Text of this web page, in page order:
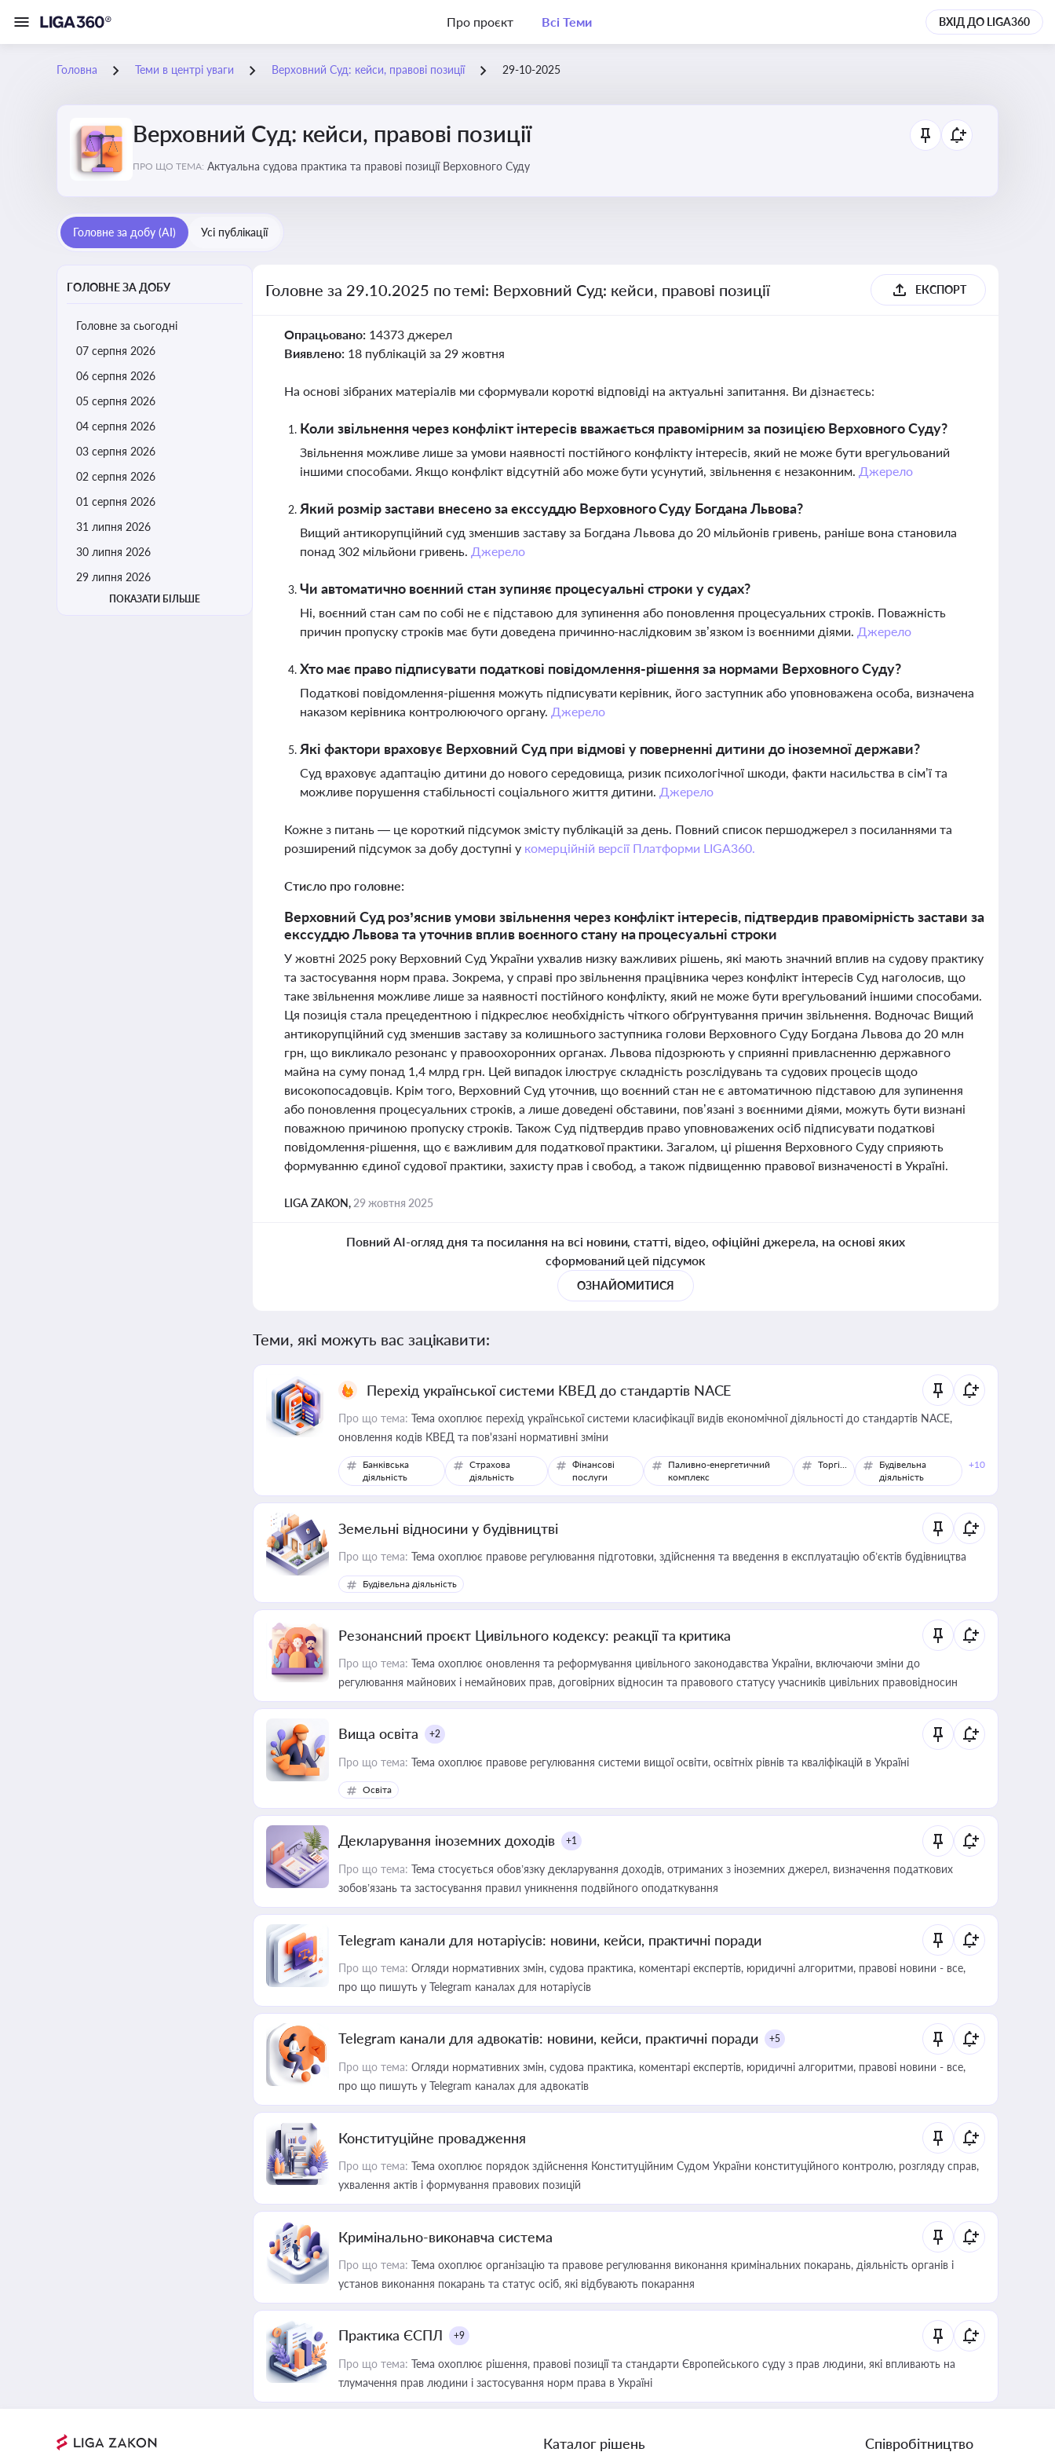
Про проєкт Всі Теми ВХІД ДО LIGA360
Головна Теми в центрі уваги Верховний Суд: кейси, правові позиції 29-10-2025
Верховний Суд: кейси, правові позиції
ПРО ЩО ТЕМА: Актуальна судова практика та правові позиції Верховного Суду
Головне за добу (AI) Усі публікації
ГОЛОВНЕ ЗА ДОБУ
Головне за сьогодні
07 серпня 2026
06 серпня 2026
05 серпня 2026
04 серпня 2026
03 серпня 2026
02 серпня 2026
01 серпня 2026
31 липня 2026
30 липня 2026
29 липня 2026
ПОКАЗАТИ БІЛЬШЕ
Головне за 29.10.2025 по темі: Верховний Суд: кейси, правові позиції ЕКСПОРТ
Опрацьовано: 14373 джерел
Виявлено: 18 публікацій за 29 жовтня
На основі зібраних матеріалів ми сформували короткі відповіді на актуальні запитання. Ви дізнаєтесь:
Коли звільнення через конфлікт інтересів вважається правомірним за позицією Верховного Суду?
Звільнення можливе лише за умови наявності постійного конфлікту інтересів, який не може бути врегульований
іншими способами. Якщо конфлікт відсутній або може бути усунутий, звільнення є незаконним. Джерело
Який розмір застави внесено за екссуддю Верховного Суду Богдана Львова?
Вищий антикорупційний суд зменшив заставу за Богдана Львова до 20 мільйонів гривень, раніше вона становила
понад 302 мільйони гривень. Джерело
Чи автоматично воєнний стан зупиняє процесуальні строки у судах?
Ні, воєнний стан сам по собі не є підставою для зупинення або поновлення процесуальних строків. Поважність
причин пропуску строків має бути доведена причинно-наслідковим зв’язком із воєнними діями. Джерело
Хто має право підписувати податкові повідомлення-рішення за нормами Верховного Суду?
Податкові повідомлення-рішення можуть підписувати керівник, його заступник або уповноважена особа, визначена
наказом керівника контролюючого органу. Джерело
Які фактори враховує Верховний Суд при відмові у поверненні дитини до іноземної держави?
Суд враховує адаптацію дитини до нового середовища, ризик психологічної шкоди, факти насильства в сім’ї та
можливе порушення стабільності соціального життя дитини. Джерело
Кожне з питань — це короткий підсумок змісту публікацій за день. Повний список першоджерел з посиланнями та
розширений підсумок за добу доступні у комерційній версії Платформи LIGA360.
Стисло про головне:
Верховний Суд роз’яснив умови звільнення через конфлікт інтересів, підтвердив правомірність застави за
екссуддю Львова та уточнив вплив воєнного стану на процесуальні строки
У жовтні 2025 року Верховний Суд України ухвалив низку важливих рішень, які мають значний вплив на судову практику
та застосування норм права. Зокрема, у справі про звільнення працівника через конфлікт інтересів Суд наголосив, що
таке звільнення можливе лише за наявності постійного конфлікту, який не може бути врегульований іншими способами.
Ця позиція стала прецедентною і підкреслює необхідність чіткого обґрунтування причин звільнення. Водночас Вищий
антикорупційний суд зменшив заставу за колишнього заступника голови Верховного Суду Богдана Львова до 20 млн
грн, що викликало резонанс у правоохоронних органах. Львова підозрюють у сприянні привласненню державного
майна на суму понад 1,4 млрд грн. Цей випадок ілюструє складність розслідувань та судових процесів щодо
високопосадовців. Крім того, Верховний Суд уточнив, що воєнний стан не є автоматичною підставою для зупинення
або поновлення процесуальних строків, а лише доведені обставини, пов’язані з воєнними діями, можуть бути визнані
поважною причиною пропуску строків. Також Суд підтвердив право уповноважених осіб підписувати податкові
повідомлення-рішення, що є важливим для податкової практики. Загалом, ці рішення Верховного Суду сприяють
формуванню єдиної судової практики, захисту прав і свобод, а також підвищенню правової визначеності в Україні.
LIGA ZAKON, 29 жовтня 2025
Повний AI-огляд дня та посилання на всі новини, статті, відео, офіційні джерела, на основі яких
сформований цей підсумок
ОЗНАЙОМИТИСЯ
Теми, які можуть вас зацікавити:
Перехід української системи КВЕД до стандартів NACE
Про що тема: Тема охоплює перехід української системи класифікації видів економічної діяльності до стандартів NACE,
оновлення кодів КВЕД та пов'язані нормативні зміни
Банківська
діяльність
Страхова
діяльність
Фінансові
послуги
Паливно-енергетичний
комплекс
Торгівля
Будівельна
діяльність
+10
Земельні відносини у будівництві
Про що тема: Тема охоплює правове регулювання підготовки, здійснення та введення в експлуатацію об’єктів будівництва
Будівельна діяльність
Резонансний проєкт Цивільного кодексу: реакції та критика
Про що тема: Тема охоплює оновлення та реформування цивільного законодавства України, включаючи зміни до
регулювання майнових і немайнових прав, договірних відносин та правового статусу учасників цивільних правовідносин
Вища освіта +2
Про що тема: Тема охоплює правове регулювання системи вищої освіти, освітніх рівнів та кваліфікацій в Україні
Освіта
Декларування іноземних доходів +1
Про що тема: Тема стосується обов’язку декларування доходів, отриманих з іноземних джерел, визначення податкових
зобов’язань та застосування правил уникнення подвійного оподаткування
Telegram канали для нотаріусів: новини, кейси, практичні поради
Про що тема: Огляди нормативних змін, судова практика, коментарі експертів, юридичні алгоритми, правові новини - все,
про що пишуть у Telegram каналах для нотаріусів
Telegram канали для адвокатів: новини, кейси, практичні поради +5
Про що тема: Огляди нормативних змін, судова практика, коментарі експертів, юридичні алгоритми, правові новини - все,
про що пишуть у Telegram каналах для адвокатів
Конституційне провадження
Про що тема: Тема охоплює порядок здійснення Конституційним Судом України конституційного контролю, розгляду справ,
ухвалення актів і формування правових позицій
Кримінально-виконавча система
Про що тема: Тема охоплює організацію та правове регулювання виконання кримінальних покарань, діяльність органів і
установ виконання покарань та статус осіб, які відбувають покарання
Практика ЄСПЛ +9
Про що тема: Тема охоплює рішення, правові позиції та стандарти Європейського суду з прав людини, які впливають на
тлумачення прав людини і застосування норм права в Україні
Каталог рішень Співробітництво